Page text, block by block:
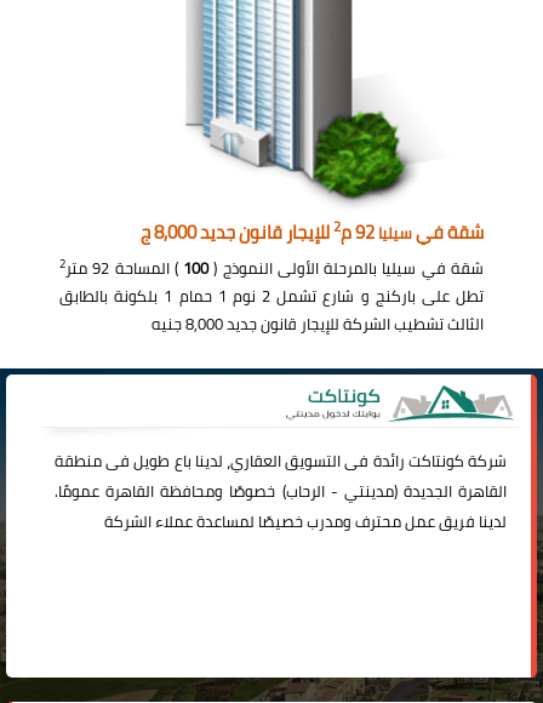
شقة فيسيليا 2للإيجار قانون جديد 8,000 ج
شقة في سيليا بالمرحلة الأولى النموذج (100 ) المساحة 92 متر 2
تطل على باركنج و شارع تشمل 2 نوم 1 حمام 1 بلكونة بالطابق
الثالث تشطيب الشركة للإيجار قانون جديد 8,000 جنيه
شركةكونتاكترائدة فى التسويق العقاري، لدينا باع طويل فى منطقة
القاهرة الجديدة (مدينتي -الرحاب) خصوصًا ومحافظة القاهرة عمومًا.
لدينا فريق عمل محترف ومدرب خصيصًا لمساعدة عملاء الشركة